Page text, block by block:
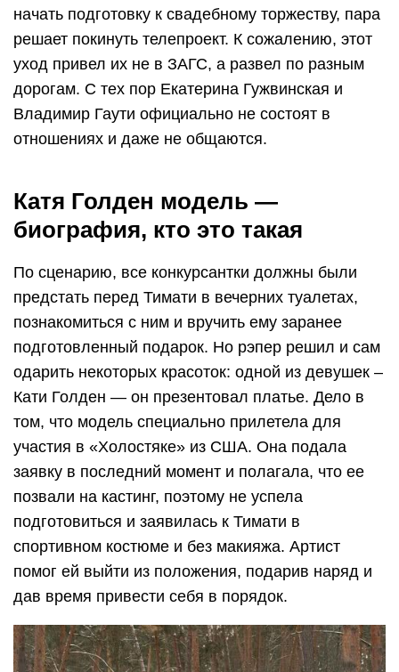
начать подготовку к свадебному торжеству, пара
решает покинуть телепроект. К сожалению, этот
уход привел их не в ЗАГС, а развел по разным
дорогам. С тех пор Екатерина Гужвинская и
Владимир Гаути официально не состоят в
отношениях и даже не общаются.
Катя Голден модель —
биография, кто это такая
По сценарию, все конкурсантки должны были
предстать перед Тимати в вечерних туалетах,
познакомиться с ним и вручить ему заранее
подготовленный подарок. Но рэпер решил и сам
одарить некоторых красоток: одной из девушек –
Кати Голден — он презентовал платье. Дело в
том, что модель специально прилетела для
участия в «Холостяке» из США. Она подала
заявку в последний момент и полагала, что ее
позвали на кастинг, поэтому не успела
подготовиться и заявилась к Тимати в
спортивном костюме и без макияжа. Артист
помог ей выйти из положения, подарив наряд и
дав время привести себя в порядок.